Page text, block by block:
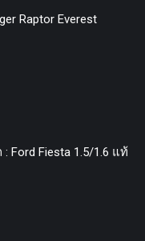
Raptor Everest
Ford Fiesta 1.5/1.6 แท้